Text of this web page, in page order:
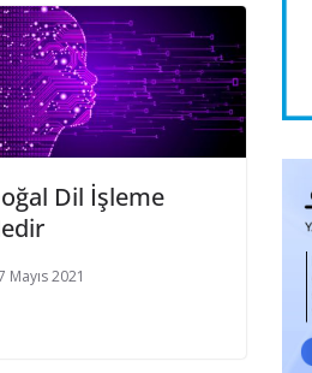
Dil İşleme
Mayıs 2021